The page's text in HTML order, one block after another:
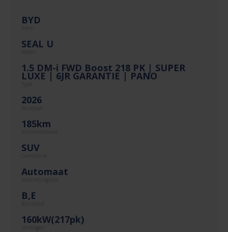
BYD
SEAL U
1.5 DM-i FWD Boost 218 PK | SUPER
LUXE | 6JR GARANTIE | PANO
2026
185km
SUV
Automaat
Versnellingsbak
B,E
160kW(217pk)
Vermogen